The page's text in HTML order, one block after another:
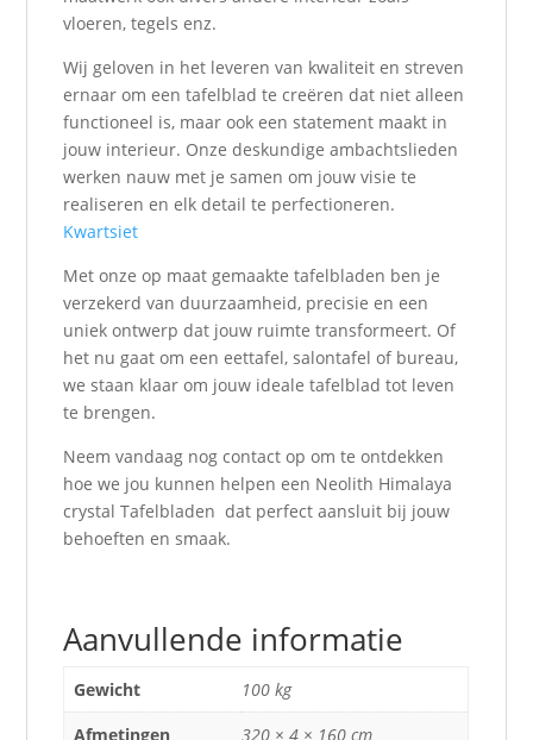
vloeren, tegels enz.
Wij geloven in het leveren van kwaliteit en streven
ernaar om een tafelblad te creëren dat niet alleen
functioneel is, maar ook een statement maakt in
jouw interieur. Onze deskundige ambachtslieden
werken nauw met je samen om jouw visie te
realiseren en elk detail te perfectioneren.
Kwartsiet
Met onze op maat gemaakte tafelbladen ben je
verzekerd van duurzaamheid, precisie en een
uniek ontwerp dat jouw ruimte transformeert. Of
het nu gaat om een eettafel, salontafel of bureau,
we staan klaar om jouw ideale tafelblad tot leven
te brengen.
Neem vandaag nog contact op om te ontdekken
hoe we jou kunnen helpen een Neolith Himalaya
crystal Tafelbladen dat perfect aansluit bij jouw
behoeften en smaak.
Aanvullende informatie
Gewicht
100 kg
Afmetingen
320 × 4 × 160 cm